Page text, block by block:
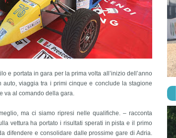
e portata in gara per la prima volta all’inizio dell’anno
viaggia tra i primi cinque e conclude la stagione
va al comando della gara.
ma ci siamo ripresi nelle qualifiche. – racconta
vettura ha portato i risultati sperati in pista e il primo
difendere e consolidare dalle prossime gare di Adria.